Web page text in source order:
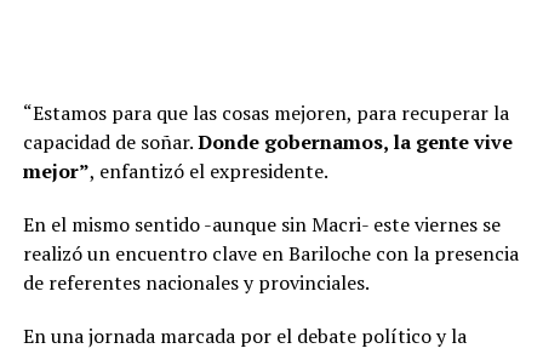
“Estamos para que las cosas mejoren, para recuperar la
capacidad de soñar.Donde gobernamos, la gente vive
mejor”, enfantizó el expresidente.
En el mismo sentido -aunque sin Macri- este viernes se
realizó un encuentro clave en Bariloche con la presencia
de referentes nacionales y provinciales.
En una jornada marcada por el debate político y la